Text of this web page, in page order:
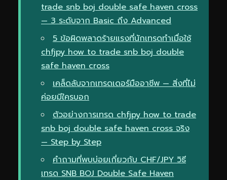
trade snb boj double safe haven cross
— 3 ระดับจาก Basic ถึง Advanced
5 ข้อผิดพลาดร้ายแรงที่นักเทรดทำเมื่อใช้
chfjpy how to trade snb boj double
safe haven cross
เคล็ดลับจากเทรดเดอร์มืออาชีพ — สิ่งที่ไม่
ค่อยมีใครบอก
ตัวอย่างการเทรด chfjpy how to trade
snb boj double safe haven cross จริง
— Step by Step
คำถามที่พบบ่อยเกี่ยวกับ CHF/JPY วิธี
เทรด SNB BOJ Double Safe Haven